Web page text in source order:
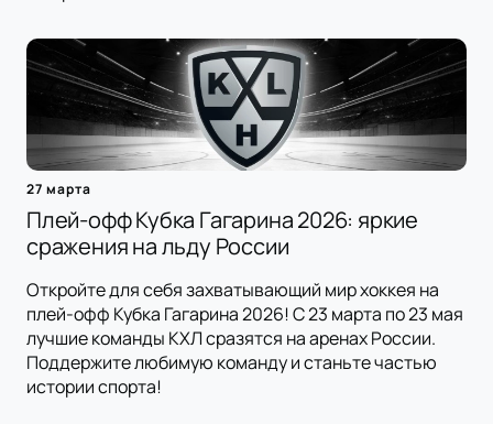
27 марта
Плей-офф Кубка Гагарина 2026: яркие
сражения на льду России
Откройте для себя захватывающий мир хоккея на
плей-офф Кубка Гагарина 2026! С 23 марта по 23 мая
лучшие команды КХЛ сразятся на аренах России.
Поддержите любимую команду и станьте частью
истории спорта!